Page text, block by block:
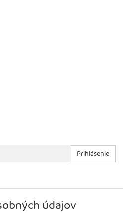
Prihlásenie
údajov